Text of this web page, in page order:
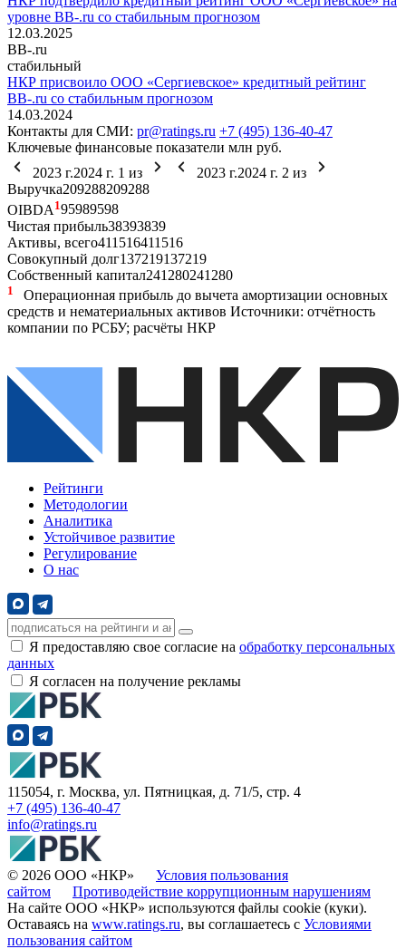
уровне BB-.ru со стабильным прогнозом
12.03.2025
BB-.ru
стабильный
НКР присвоило ООО «Сергиевское» кредитный рейтинг
ВВ-.ru со стабильным прогнозом
14.03.2024
Контакты для СМИ: pr@ratings.ru +7 (495) 136-40-47
Ключевые финансовые показатели млн руб.
2023 г.2024 г. 1 из 2023 г.2024 г. 2 из
Выручка209288209288
OIBDA 195989598
Чистая прибыль38393839
Активы, всего411 516411 516
Совокупный долг137219137219
Собственный капитал241 280241 280
1
Операционная прибыль до вычета амортизации основных
средств и нематериальных активов Источники: отчётность
компании по РСБУ; расчёты НКР
Рейтинги
Методологии
Аналитика
Устойчивое развитие
Регулирование
О нас
Я предоставляю свое согласие на обработку персональных
данных
Я согласен на получение рекламы
115054, г. Москва, ул. Пятницкая, д. 71/5, стр. 4
+7 (495) 136-40-47
info@ratings.ru
© 2026 ООО «НКР» Условия пользования
сайтом
Противодействие коррупционным нарушениям
На сайте ООО «НКР» используются файлы cookie (куки).
Оставаясь на www.ratings.ru, вы соглашаетесь с Условиями
пользования сайтом